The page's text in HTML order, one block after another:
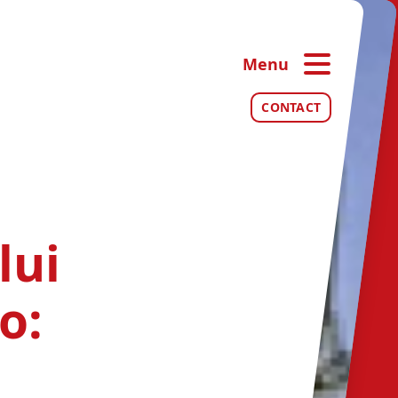
Menu
CONTACT